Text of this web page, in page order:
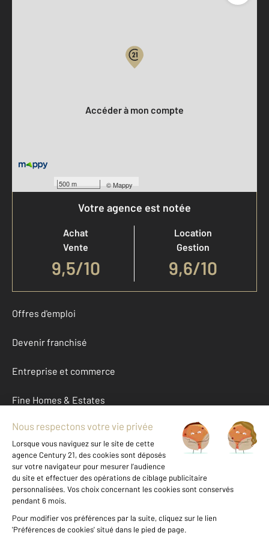
500 m ©Mappy
Accéder à mon compte
Votre agence est notée
Achat
Vente
9,5/10
Location
Gestion
9,6/10
Offres d'emploi
Devenir franchisé
Entreprise et commerce
Fine Homes & Estates
À propos
International
Nous contacter